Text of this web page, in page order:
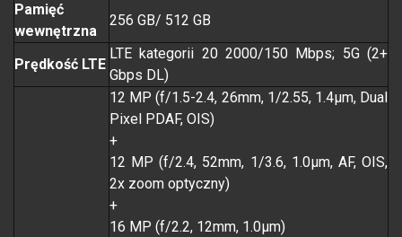
Pamięć
wewnętrzna
256 GB/ 512 GB
Prędkość LTE
LTE kategorii 20 2000/150 Mbps; 5G (2+
Gbps DL)
12 MP (f/1.5-2.4, 26mm, 1/2.55, 1.4µm, Dual
Pixel PDAF, OIS)
+
12 MP (f/2.4, 52mm, 1/3.6, 1.0µm, AF, OIS,
2x zoom optyczny)
+
16 MP (f/2.2, 12mm, 1.0µm)